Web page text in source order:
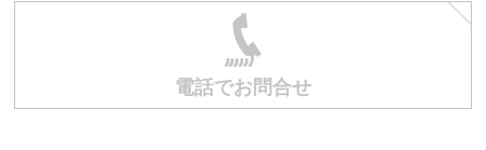
電話でお問合せ